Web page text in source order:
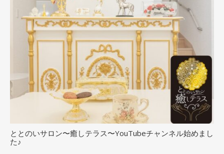
ととのいサロン〜癒しテラス〜YouTubeチャンネル始めまし
た♪